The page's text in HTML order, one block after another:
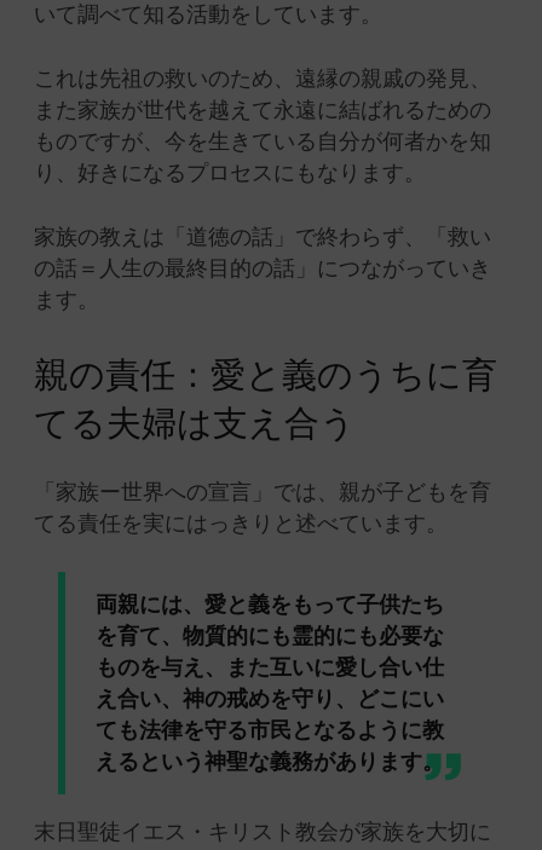
いて調べて知る活動をしています。
これは先祖の救いのため、遠縁の親戚の発見、
また家族が世代を越えて永遠に結ばれるための
ものですが、今を生きている自分が何者かを知
り、好きになるプロセスにもなります。
家族の教えは「道徳の話」で終わらず、「救い
の話＝人生の最終目的の話」につながっていき
ます。
親の責任：愛と義のうちに育
てる夫婦は支え合う
「家族ー世界への宣言」では、親が子どもを育
てる責任を実にはっきりと述べています。
両親には、愛と義をもって子供たち
を育て、物質的にも霊的にも必要な
ものを与え、また互いに愛し合い仕
え合い、神の戒めを守り、どこにい
ても法律を守る市民となるように教
えるという神聖な義務があります。
末日聖徒イエス・キリスト教会が家族を大切に